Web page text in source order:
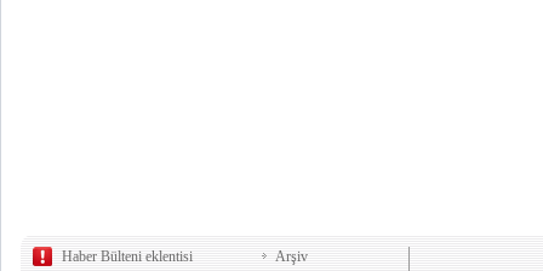
Haber Bülteni eklentisi
Arşiv